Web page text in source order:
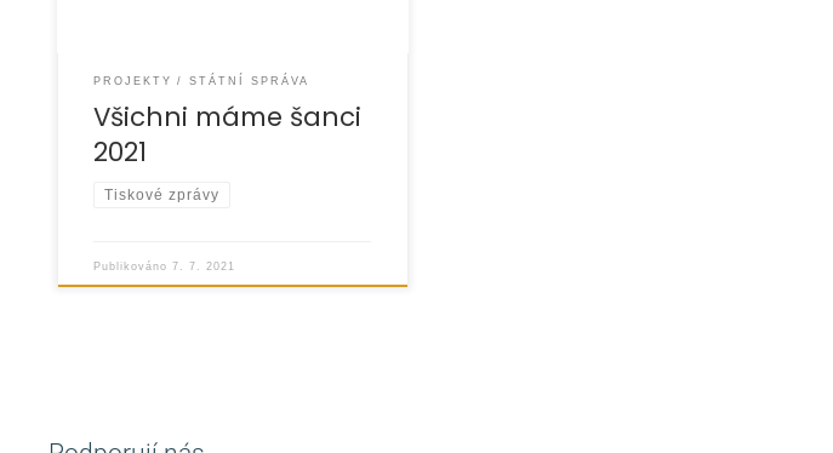
PROJEKTY STÁTNÍ SPRÁVA
Všichni máme šanci
2021
Tiskové zprávy
Publikováno7. 7. 2021